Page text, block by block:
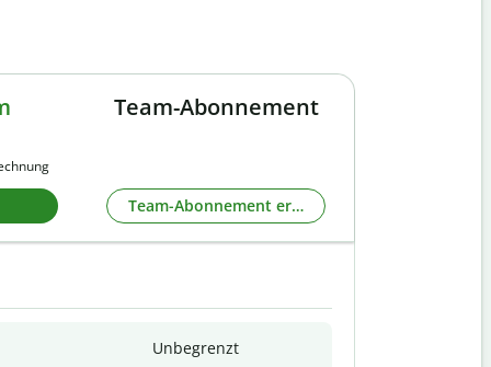
Team-Abonnement
Team-Abonnement erkunden
Unbegrenzt